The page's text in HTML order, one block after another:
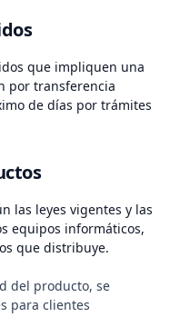
que impliquen una
por transferencia
de días por trámites
las leyes vigentes y las
equipos informáticos,
que distribuye.
del producto, se
para clientes